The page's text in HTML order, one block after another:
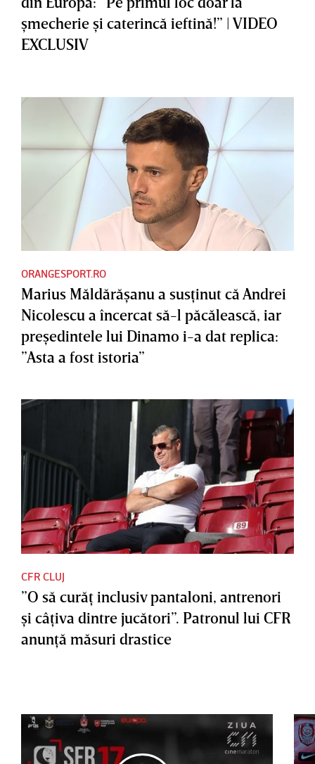
şmecherie şi caterincă ieftină!” | VIDEO
EXCLUSIV
ORANGESPORT.RO
Marius Măldărăşanu a susţinut că Andrei
Nicolescu a încercat să-l păcălească, iar
preşedintele lui Dinamo i-a dat replica:
”Asta a fost istoria”
CFR CLUJ
”O să curăţ inclusiv pantaloni, antrenori
şi câţiva dintre jucători”. Patronul lui CFR
anunţă măsuri drastice